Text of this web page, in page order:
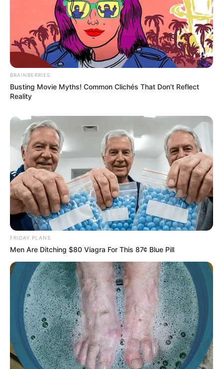
BRAINBERRIES
Busting Movie Myths! Common Clichés That Don't Reflect
Reality
FRIDAY PLANS
Men Are Ditching $80 Viagra For This 87¢ Blue Pill